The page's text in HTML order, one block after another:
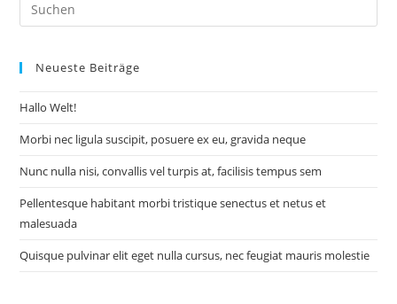
Neueste Beiträge
Hallo Welt!
Morbi nec ligula suscipit, posuere ex eu, gravida neque
Nunc nulla nisi, convallis vel turpis at, facilisis tempus sem
Pellentesque habitant morbi tristique senectus et netus et
malesuada
Quisque pulvinar elit eget nulla cursus, nec feugiat mauris molestie